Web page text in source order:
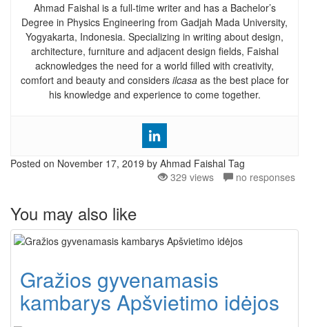
Ahmad Faishal is a full-time writer and has a Bachelor’s
Degree in Physics Engineering from Gadjah Mada University,
Yogyakarta, Indonesia. Specializing in writing about design,
architecture, furniture and adjacent design fields, Faishal
acknowledges the need for a world filled with creativity,
comfort and beauty and considers ilcasaas the best place for
his knowledge and experience to come together.
Posted on November 17, 2019 by Ahmad Faishal Tag
329 views
no responses
You may also like
Gražios gyvenamasis
kambarys Apšvietimo idėjos